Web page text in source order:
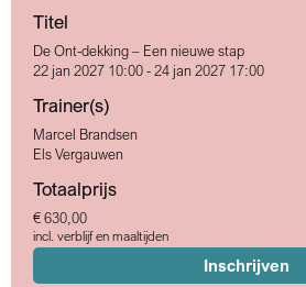
Titel
De Ont-dekking – Een nieuwe stap
22 jan 2027 10:00 - 24 jan 2027 17:00
Trainer(s)
Marcel Brandsen
Els Vergauwen
Totaalprijs
€ 630,00
incl. verblijf en maaltijden
Inschrijven